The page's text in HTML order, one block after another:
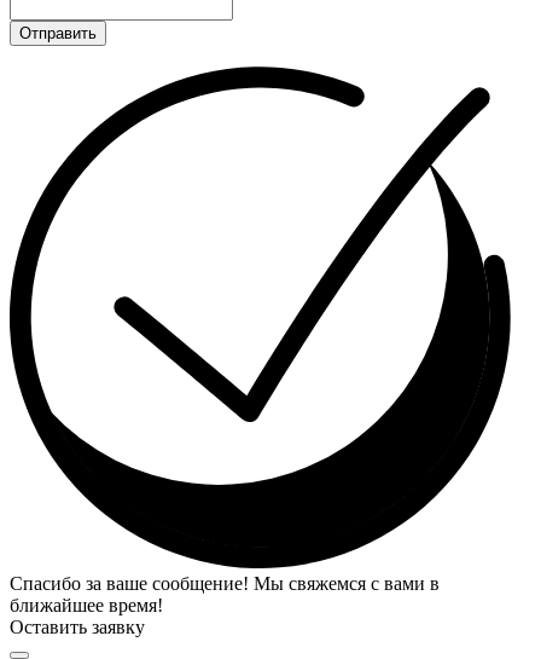
Отправить
Спасибо за ваше сообщение! Мы свяжемся с вами в
ближайшее время!
Оставить заявку